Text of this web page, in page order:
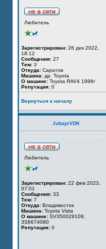
Любитель
Зарегистрирован: 26 дек 2022,
18:12
Сообщения: 27
Тем: 3
Откуда: Саратов
Машина: др. Toyota
О машине: Toyota RAV4 1996г
Репутация: 0
Вернуться к началу
JubajeVDK
Любитель
Зарегистрирован: 22 фев 2023,
07:01
Сообщения: 33
Тем: 7
Откуда: Владивосток
Машина: Toyota Vista
О машине: SV350029109,
3S6674080
Репутация: 0